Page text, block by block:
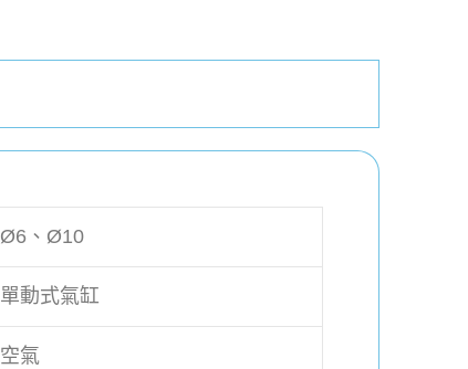
Ø6、Ø10
單動式氣缸
空氣